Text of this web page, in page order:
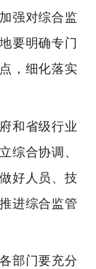
强对综合监
要明确专门
，细化落实
和省级行业
综合协调、
好人员、技
进综合监管
部门要充分